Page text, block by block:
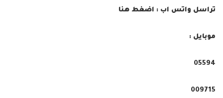
تراسل واتس اب : اضغط هنا
موبايل :
05594⁩
009715⁩